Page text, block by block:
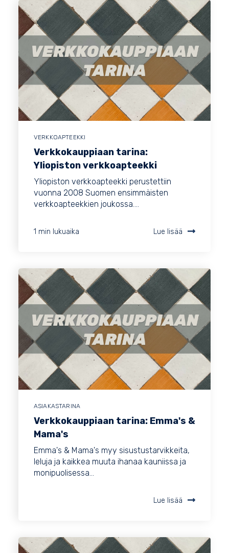
VERKKOAPTEEKKI
Verkkokauppiaan tarina:
Yliopiston verkkoapteekki
Yliopiston verkkoapteekki perustettiin
vuonna 2008 Suomen ensimmäisten
verkkoapteekkien joukossa....
1 min lukuaika Lue lisää
ASIAKASTARINA
Verkkokauppiaan tarina: Emma's &
Mama's
Emma's & Mama's myy sisustustarvikkeita,
leluja ja kaikkea muuta ihanaa kauniissa ja
monipuolisessa...
Lue lisää